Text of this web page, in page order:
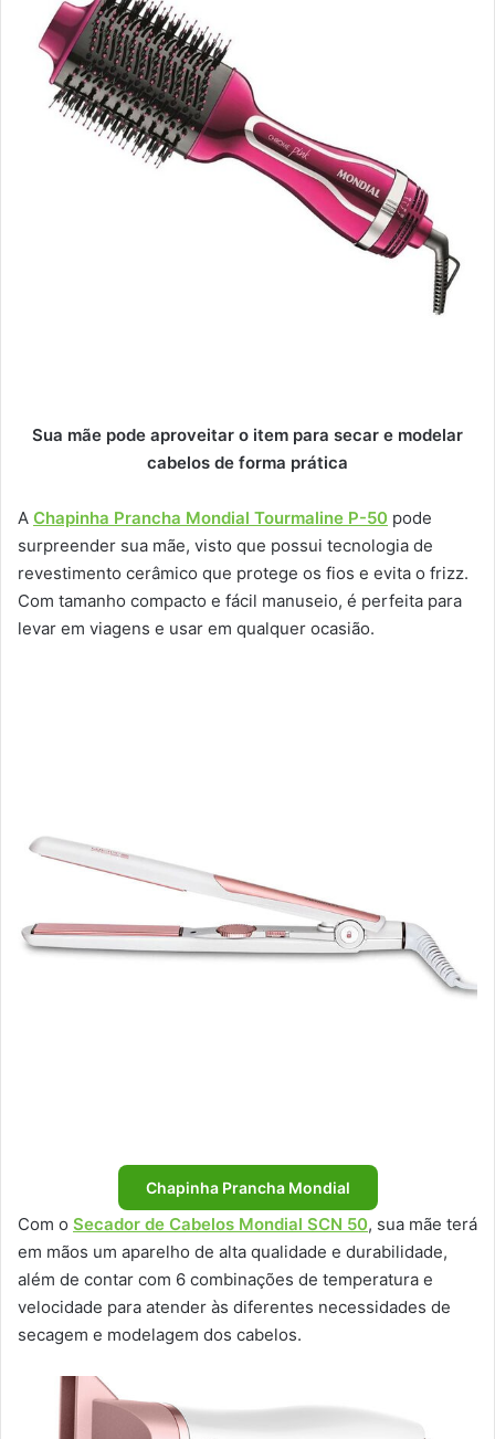
Sua mãe pode aproveitar o item para secar e modelar
cabelos de forma prática
A Chapinha Prancha Mondial Tourmaline P-50 pode
surpreender sua mãe, visto que possui tecnologia de
revestimento cerâmico que protege os fios e evita o frizz.
Com tamanho compacto e fácil manuseio, é perfeita para
levar em viagens e usar em qualquer ocasião.
Chapinha Prancha Mondial
Com o Secador de Cabelos Mondial SCN 50, sua mãe terá
em mãos um aparelho de alta qualidade e durabilidade,
além de contar com 6 combinações de temperatura e
velocidade para atender às diferentes necessidades de
secagem e modelagem dos cabelos.